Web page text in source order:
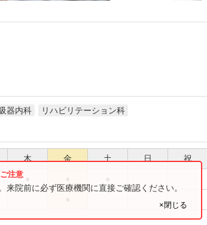
器内科 リハビリテーション科
木 金 土 日 祝
院前に必ず医療機関に直接ご確認ください。
×閉じる